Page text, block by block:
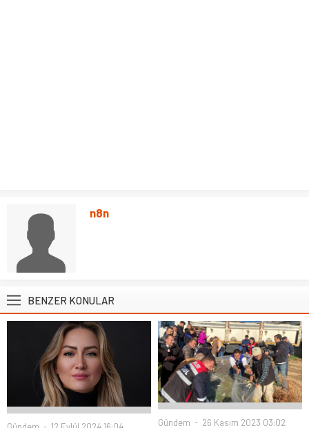
n8n
BENZER KONULAR
Gündem 26 Kasım 2023 03:02